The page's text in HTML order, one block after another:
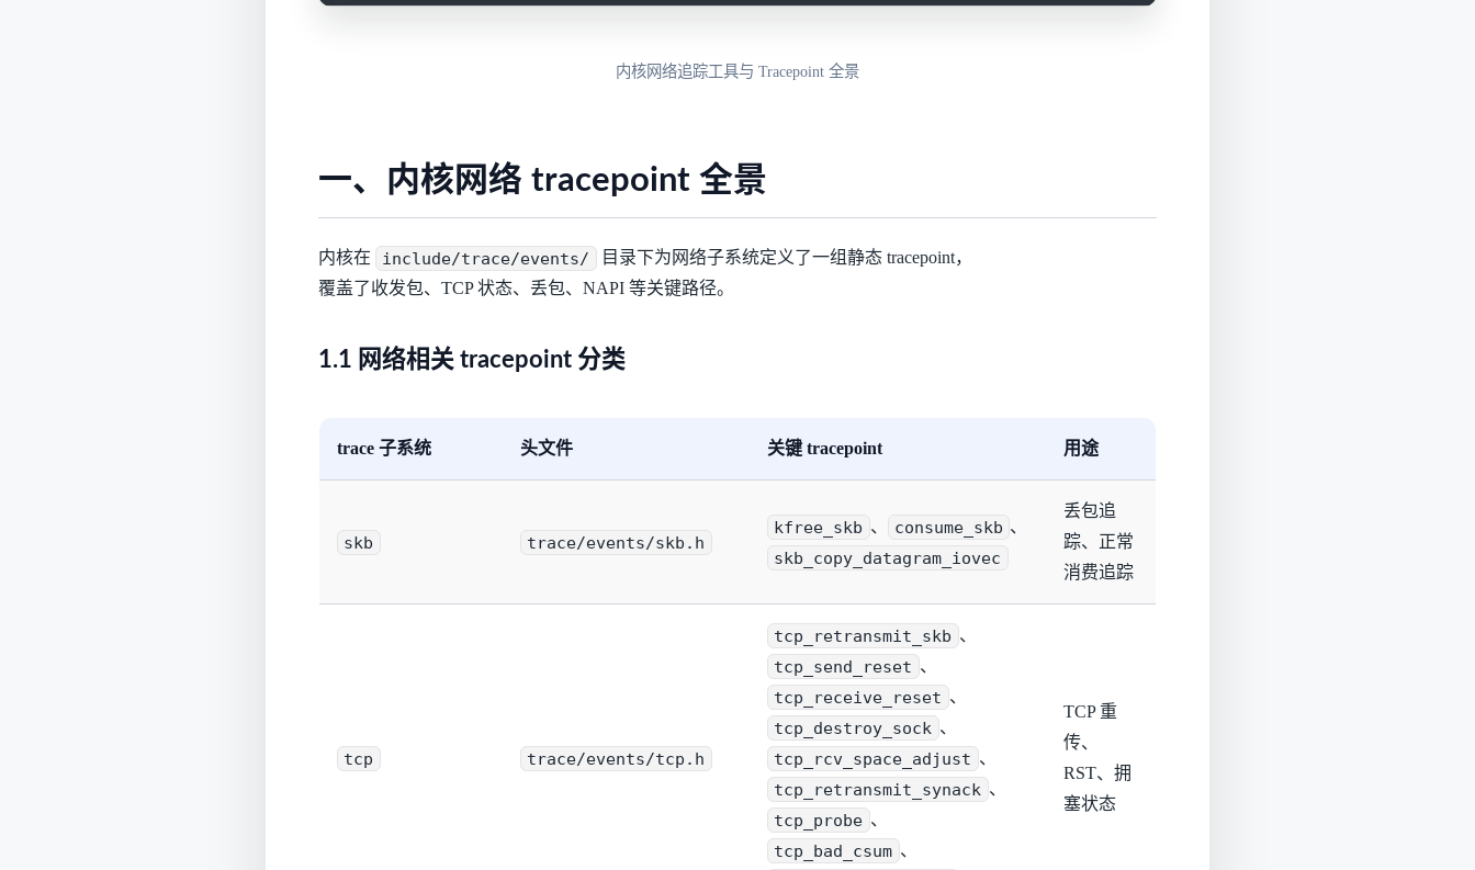
内核网络追踪工具与 Tracepoint 全景
一、内核网络 tracepoint 全景
内核在 include/trace/events/
目录下为网络子系统定义了一组静态 tracepoint，
覆盖了收发包、TCP 状态、丢包、NAPI 等关键路径。
1.1 网络相关 tracepoint 分类
trace 子系统 头文件 关键 tracepoint 用途
skb trace/events/skb.h
kfree_skb 、 consume_skb 、
skb_copy_datagram_iovec
丢包追
踪、正常
消费追踪
tcp trace/events/tcp.h
tcp_retransmit_skb 、
tcp_send_reset 、
tcp_receive_reset 、
tcp_destroy_sock 、
tcp_rcv_space_adjust 、
tcp_retransmit_synack 、
tcp_probe 、
tcp_bad_csum 、
TCP 重
传、
RST、拥
塞状态